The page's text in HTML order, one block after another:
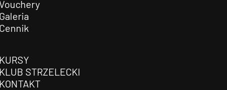
Galeria
Cennik
KURSY
KLUB STRZELECKI
KONTAKT